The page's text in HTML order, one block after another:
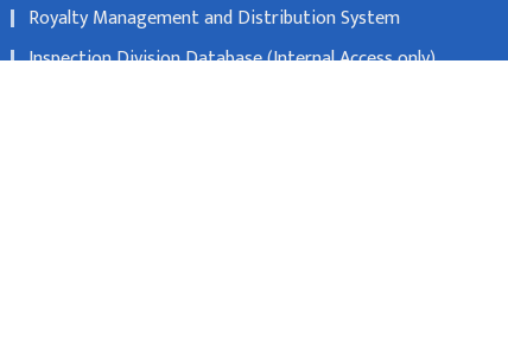
Royalty Management and Distribution System
Inspection Division Database (Internal Access only)